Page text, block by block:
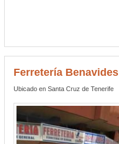
Ferretería Benavides
Ubicado en Santa Cruz de Tenerife